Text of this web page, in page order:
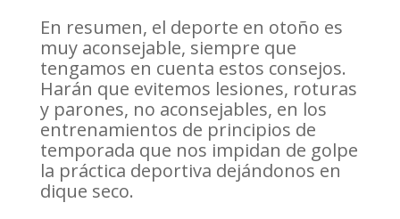
En resumen, el deporte en otoño es
muy aconsejable, siempre que
tengamos en cuenta estos consejos.
Harán que evitemos lesiones, roturas
y parones, no aconsejables, en los
entrenamientos de principios de
temporada que nos impidan de golpe
la práctica deportiva dejándonos en
dique seco.